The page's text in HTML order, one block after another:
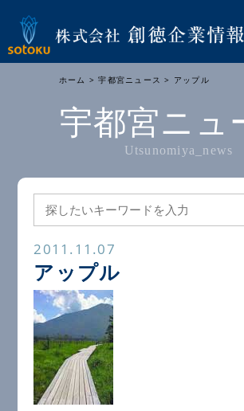
ホーム >宇都宮ニュース > アップル
宇都宮ニュ
Utsunomiya_news
2011.11.07
アップル